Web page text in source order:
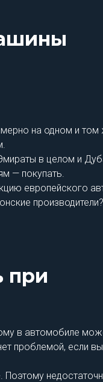
на одном и
в целом и
— покупать.
европейского
при
в автомобиле
проблемой, если